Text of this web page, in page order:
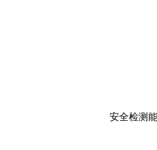
安全检测